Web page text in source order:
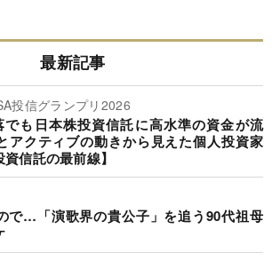
最新記事
投信グランプリ2026
も日本株投資信託に高水準の資金が流
アクティブの動きから見えた個人投資家
信託の最前線】
で…「演歌界の貴公子」を追う90代祖母